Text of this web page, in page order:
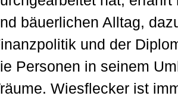
bäuerlichen Alltag,
und der
Personen in seinem
Wiesflecker ist